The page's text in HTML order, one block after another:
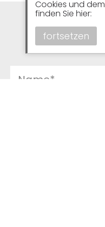
Cookies und
finden Sie hier:
fortsetzen